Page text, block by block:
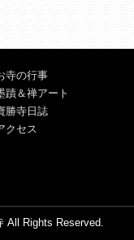
寺の行事
蹟＆禅アート
勝寺日誌
クセス
All Rights Reserved.